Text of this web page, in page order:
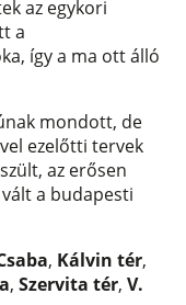
az egykori
a
így a ma ott álló
mondott, de
ezelőtti tervek
az erősen
a budapesti
, Kálvin tér,
,Szervita tér,V.